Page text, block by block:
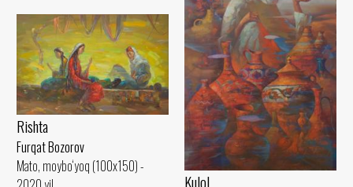
Kulol
Rishta
Furqat Bozorov
Mato, moybo‘yoq (100x150) -